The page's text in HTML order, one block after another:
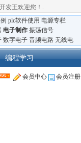
发王欢迎您！ .
plc软件使用 电源专栏
电子制作 振荡信号
数字电子 音频电路 无线电
编程学习
会员中心 会员注册